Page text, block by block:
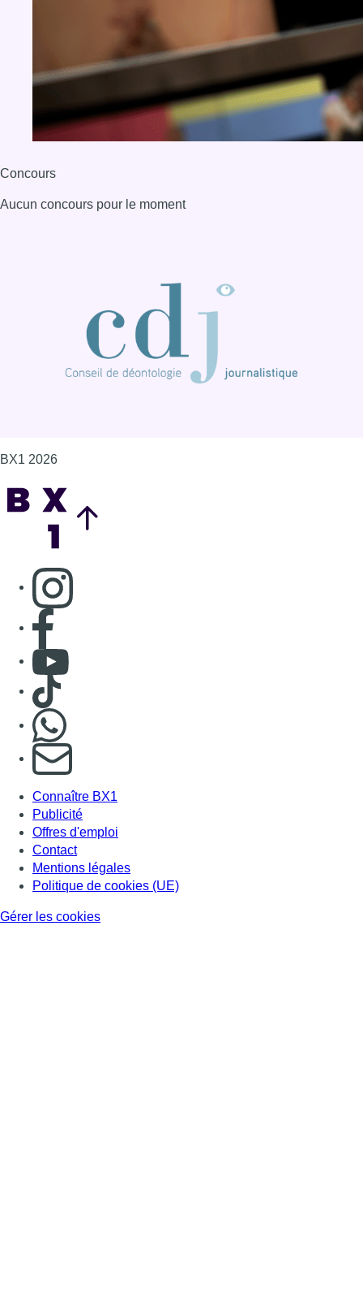
Concours
Aucun concours pour le moment
BX1 2026
Consulter page Instagram
Consulter page Facebook
Consulter Youtube
Consulter TikTok
S'abonner à notre newsletter
Connaître BX1
Publicité
Offres d'emploi
Contact
Mentions légales
Politique de cookies (UE)
Gérer les cookies